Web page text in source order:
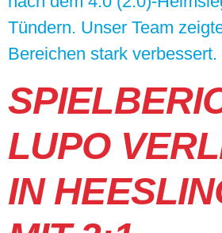
Tündern. Unser Team
Bereichen stark verbessert.
LUPO
IN